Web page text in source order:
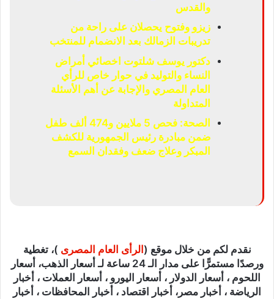
والقدس
زيزو وفتوح يحصلان على راحة من
تدريبات الزمالك بعد الانضمام للمنتخب
دكتور يوسف شلتوت اخصائي أمراض
النساء والتوليد في حوار خاص للرأي
العام المصري والإجابة عن أهم الأسئلة
المتداولة
الصحة: فحص 5 ملايين و474 ألف طفل
ضمن مبادرة رئيس الجمهورية للكشف
المبكر وعلاج ضعف وفقدان السمع
نقدم لكم من خلال موقع ( الرأى العام المصرى )، تغطية
ورصدًا مستمرًّا على مدار الـ 24 ساعة لـ أسعار الذهب، أسعار
اللحوم ، أسعار الدولار ، أسعار اليورو ، أسعار العملات ، أخبار
الرياضة ، أخبار مصر، أخبار اقتصاد ، أخبار المحافظات ، أخبار